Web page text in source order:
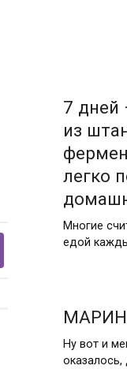
7
из
легко
Многие
едой
Ну вот и